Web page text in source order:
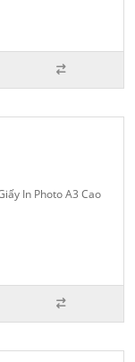
In Photo A3 Cao